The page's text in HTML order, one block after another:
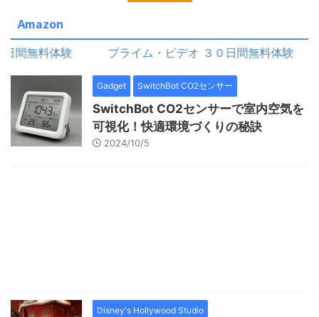
Amazon
無料体験 プライム・ビデオ ３０日間無料体験
Gadget SwitchBot CO2センサー
SwitchBot CO2センサーで室内空気を
可視化！快適環境づくりの秘訣
2024/10/5
Disney's Hollywood Studio